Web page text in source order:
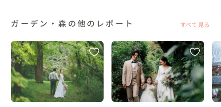
ガーデン・森の他のレポート すべて見る